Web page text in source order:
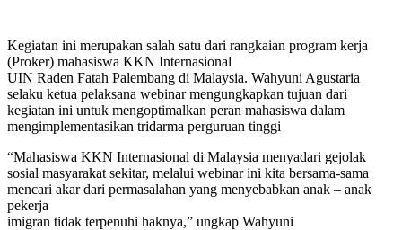
Kegiatan ini merupakan salah satu dari rangkaian program kerja
(Proker) mahasiswa KKN Internasional
UIN Raden Fatah Palembang di Malaysia. Wahyuni Agustaria
selaku ketua pelaksana webinar mengungkapkan tujuan dari
kegiatan ini untuk mengoptimalkan peran mahasiswa dalam
mengimplementasikan tridarma perguruan tinggi
“Mahasiswa KKN Internasional di Malaysia menyadari gejolak
sosial masyarakat sekitar, melalui webinar ini kita bersama-sama
mencari akar dari permasalahan yang menyebabkan anak – anak
pekerja
imigran tidak terpenuhi haknya,” ungkap Wahyuni